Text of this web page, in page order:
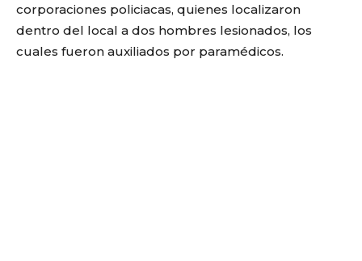
corporaciones policiacas, quienes localizaron
dentro del local a dos hombres lesionados, los
cuales fueron auxiliados por paramédicos.